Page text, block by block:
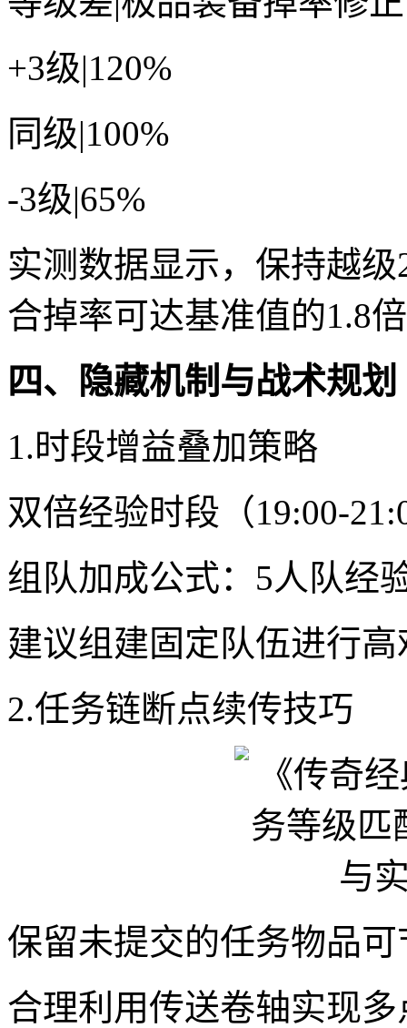
+3级|120%
同级|100%
-3级|65%
实测数据显示，保持越
合掉率可达基准值的1.8
四、隐藏机制与战术规划
1.时段增益叠加策略
双倍经验时段（19:00-
组队加成公式：5人队经
建议组建固定队伍进行
2.任务链断点续传技巧
保留未提交的任务物品
合理利用传送卷轴实现